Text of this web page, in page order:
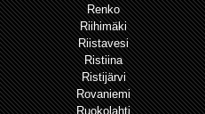
Renko
Riihimäki
Riistavesi
Ristiina
Ristijärvi
Rovaniemi
Ruokolahti